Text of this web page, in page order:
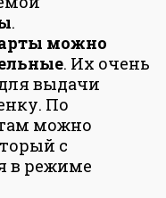
.
можно
. Их очень
выдачи
По
можно
с
в режиме